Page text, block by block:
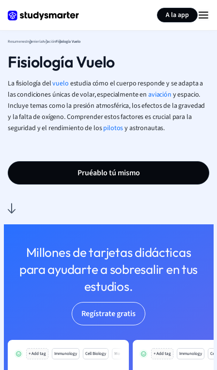
A la app
ResumenesIngenieríaAviaciónFisiología Vuelo
Fisiología Vuelo
La fisiología delvuelo estudia cómo el cuerpo responde y se adapta a
las condiciones únicas de volar, especialmente en aviación y espacio.
Incluye temas como la presión atmosférica, los efectos de la gravedad
y la falta de oxígeno. Comprender estos factores es crucial para la
seguridad y el rendimiento de lospilotosy astronautas.
Pruéablo tú mismo
Millones de tarjetas didácticas
para ayudarte a sobresalir en tus
estudios.
Regístrate gratis
+ Add tag Immunology Cell Biology Mo + Add tag Immunology
Resumir página